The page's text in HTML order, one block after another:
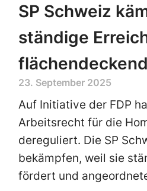
SP Schweiz
ständige
23. September 2025
Auf Initiative der FDP
Arbeitsrecht für die
dereguliert. Die SP
bekämpfen, weil sie
fördert und